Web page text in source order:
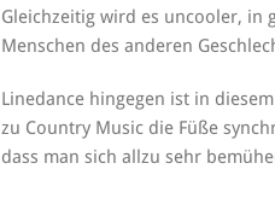
Gleichzeitig wird es uncooler, in
Menschen des anderen
Linedance hingegen ist in
zu Country Music die Füße
dass man sich allzu sehr